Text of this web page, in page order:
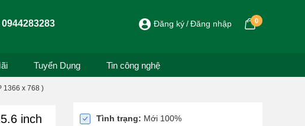
0944283283 Đăng ký Đăng nhập 0
Tuyển Dụng Tin công nghệ
1366 x 768 )
inch
Tình trạng: Mới 100%